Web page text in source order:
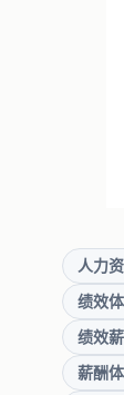
人力
绩效
绩效
薪酬